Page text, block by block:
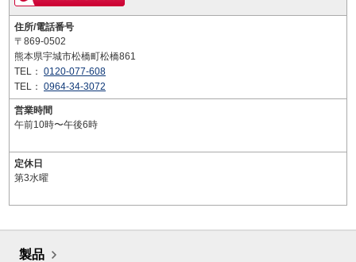
住所/電話番号
〒869-0502
熊本県宇城市松橋町松橋861
TEL： 0120-077-608
TEL： 0964-34-3072
営業時間
午前10時〜午後6時
定休日
第3水曜
製品